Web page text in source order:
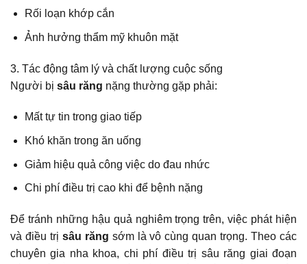
Rối loạn khớp cắn
Ảnh hưởng thẩm mỹ khuôn mặt
3. Tác động tâm lý và chất lượng cuộc sống
Người bị sâu răng nặng thường gặp phải:
Mất tự tin trong giao tiếp
Khó khăn trong ăn uống
Giảm hiệu quả công việc do đau nhức
Chi phí điều trị cao khi để bệnh nặng
Để tránh những hậu quả nghiêm trọng trên, việc phát hiện
và điều trị sâu răng sớm là vô cùng quan trọng. Theo các
chuyên gia nha khoa, chi phí điều trị sâu răng giai đoạn